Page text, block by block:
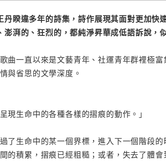
睽違多年的詩集，詩作展現其面對更加快
湃的、狂烈的，都純淨昇華成低語訴說，
曲一直以來是文藝青年、社運青年群裡極
與省思的文學深度。
現生命中的各種各樣的摺痕的動作。」
了生命中的某一個界標，進入下一個階段
的積累，摺痕已經粗糙；或者，失去了體